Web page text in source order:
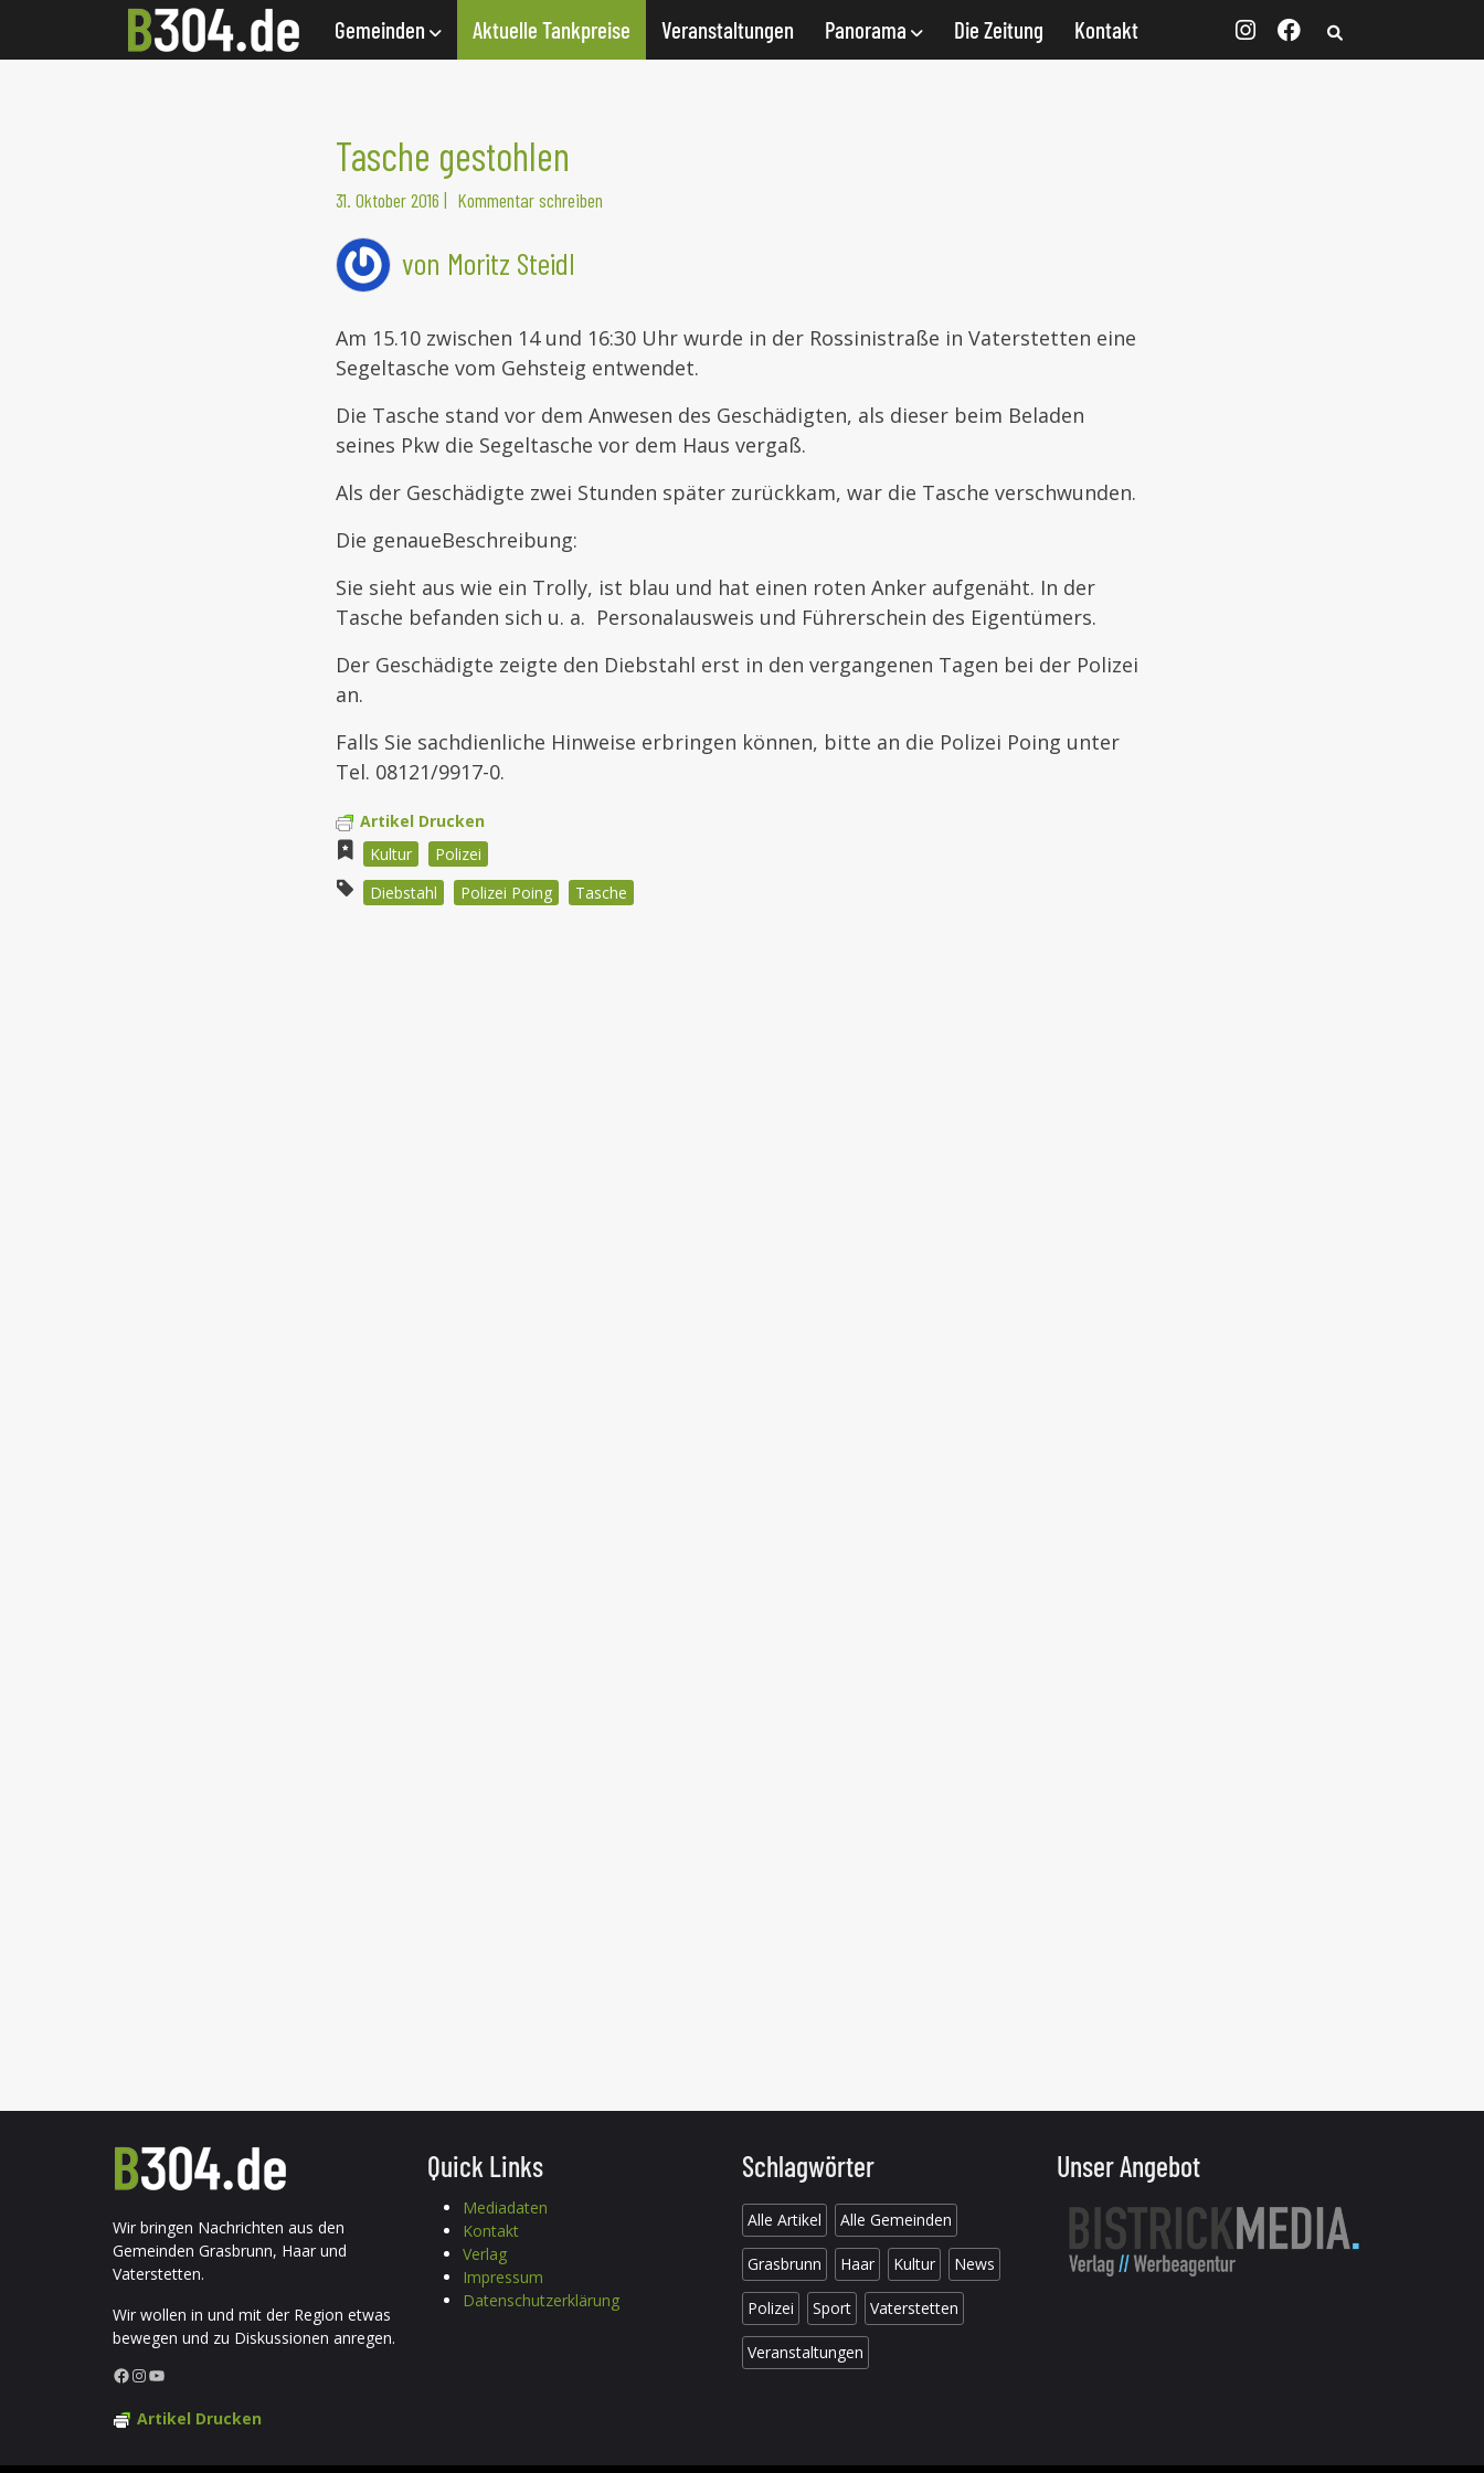
Gemeinden Aktuelle Tankpreise Veranstaltungen Panorama Die Zeitung Kontakt
Tasche gestohlen
31. Oktober 2016 | Kommentar schreiben
von Moritz Steidl
Am 15.10 zwischen 14 und 16:30 Uhr wurde in der Rossinistraße in Vaterstetten eine
Segeltasche vom Gehsteig entwendet.
Die Tasche stand vor dem Anwesen des Geschädigten, als dieser beim Beladen
seines Pkw die Segeltasche vor dem Haus vergaß.
Als der Geschädigte zwei Stunden später zurückkam, war die Tasche verschwunden.
Die genaueBeschreibung:
Sie sieht aus wie ein Trolly, ist blau und hat einen roten Anker aufgenäht. In der
Tasche befanden sich u. a. Personalausweis und Führerschein des Eigentümers.
Der Geschädigte zeigte den Diebstahl erst in den vergangenen Tagen bei der Polizei
an.
Falls Sie sachdienliche Hinweise erbringen können, bitte an die Polizei Poing unter
Tel. 08121/9917-0.
Artikel Drucken
Kultur
Polizei
Diebstahl
Polizei Poing Tasche
Wir bringen Nachrichten aus den
Gemeinden Grasbrunn, Haar und
Vaterstetten.
Wir wollen in und mit der Region etwas
bewegen und zu Diskussionen anregen.
Facebook InstagramYouTube
Quick Links
Mediadaten
Kontakt
Verlag
Impressum
Datenschutzerklärung
Schlagwörter
Alle Artikel Alle Gemeinden
Grasbrunn Haar Kultur News
Polizei Sport Vaterstetten
Veranstaltungen
Unser Angebot
Artikel Drucken